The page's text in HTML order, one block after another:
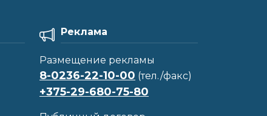
Реклама
Размещение рекламы
8-0236-22-10-00 (тел./факс)
+375-29-680-75-80